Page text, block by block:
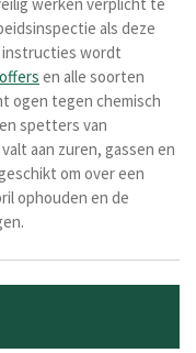
als deze
instructies wordt
en alle soorten
ogen tegen chemisch
spetters van
aan zuren, gassen en
om over een
ophouden en de